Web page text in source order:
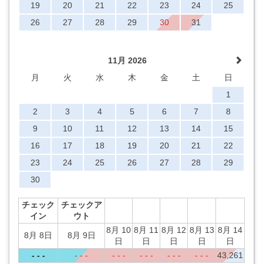
19
20 21 22 23 24
25
26
27 28 29 30 31
11月 2026
月
火 水 木 金 土
日
1
2
3 4 5 6 7
8
9
10 11 12 13 14
15
16
17 18 19 20 21
22
23
24 25 26 27 28
29
30
チェック
イン
チェックア
ウト
8月 8日 8月 9日
8月 10
日
8月 11
日
8月 12
日
8月 13
日
8月 14
日
- - -
- - - - - - - - - - - - - - - 43,261